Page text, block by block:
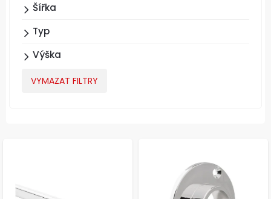
Šířka
Typ
Výška
VYMAZAT FILTRY